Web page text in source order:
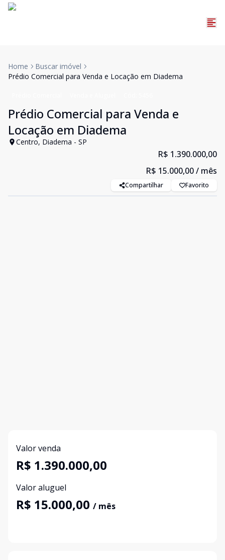
Home
Buscar imóvel
Prédio Comercial para Venda e Locação em Diadema
Prédio Comercial para Venda e
Locação em Diadema
Centro, Diadema - SP
R$ 1.390.000,00
R$ 15.000,00/ mês
Compartilhar Favorito
Valor venda
R$ 1.390.000,00
Valor aluguel
R$ 15.000,00 / mês